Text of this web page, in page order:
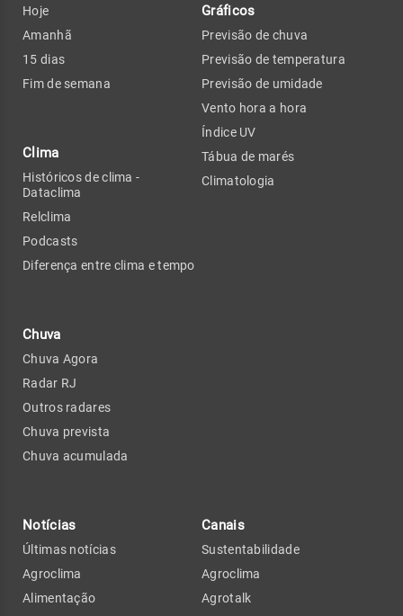
Hoje
Amanhã
15 dias
Fim de semana
Clima
Históricos de clima -
Dataclima
Relclima
Podcasts
Diferença entre clima e tempo
Chuva
Chuva Agora
Radar RJ
Outros radares
Chuva prevista
Chuva acumulada
Gráficos
Previsão de chuva
Previsão de temperatura
Previsão de umidade
Vento hora a hora
Índice UV
Tábua de marés
Climatologia
Notícias
Últimas notícias
Agroclima
Alimentação
Canais
Sustentabilidade
Agroclima
Agrotalk